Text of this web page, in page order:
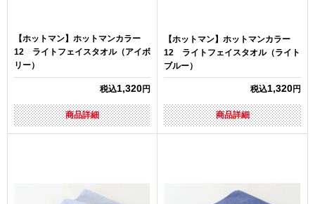
【ホットマン】ホットマンカラー
12 ライトフェイスタオル（アイボ
リー）
税込1,320円
商品詳細
【ホットマン】ホットマンカラー
12 ライトフェイスタオル（ライト
ブルー）
税込1,320円
商品詳細